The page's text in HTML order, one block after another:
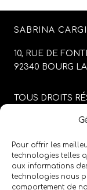
Pour offrir les
technologies telles
aux informations
technologies nous
comportement de
SABRINA
10, RUE DE
92340 BOURG
TOUS DROITS
CONCEPTION
MENTIONS